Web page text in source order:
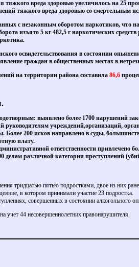
вреда здоровью увеличилось на 25
тяжкого вреда здоровью со смертельным
с незаконным оборотом наркотиков, что
изъято 5 кг 482,5 г наркотических
освидетельствования в состоянии
граждан в общественных местах в
на территории района составила 86,6
выявлено более 1700 нарушений
руководителям учреждений,организаций,
200 исков направлено в суды,
плату.
ответственности привлечено
делам различной категории преступлений
тридцатью пятью подростками, двое из них
в котором принимали участие 23 подростка.
совершенных в состоянии алкогольного
учет 44 несовершеннолетних правонарушителя.